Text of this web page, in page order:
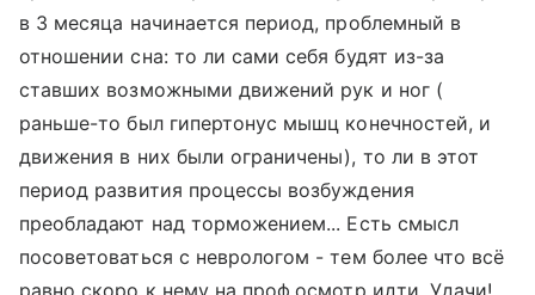
в 3 месяца начинается период, проблемный в
отношении сна: то ли сами себя будят из-за
ставших возможными движений рук и ног (
раньше-то был гипертонус мышц конечностей, и
движения в них были ограничены), то ли в этот
период развития процессы возбуждения
преобладают над торможением... Есть смысл
посоветоваться с неврологом - тем более что всё
равно скоро к нему на проф.осмотр идти. Удачи!